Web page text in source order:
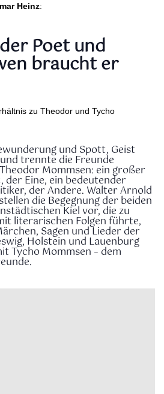
Heinz:
Poet und
braucht er
zu Theodor und Tycho
und Spott, Geist
trennte die Freunde
Mommsen: ein großer
Eine, ein bedeutender
der Andere. Walter Arnold
die Begegnung der beiden
Kiel vor, die zu
literarischen Folgen führte,
Sagen und Lieder der
Holstein und Lauenburg
Tycho Mommsen – dem